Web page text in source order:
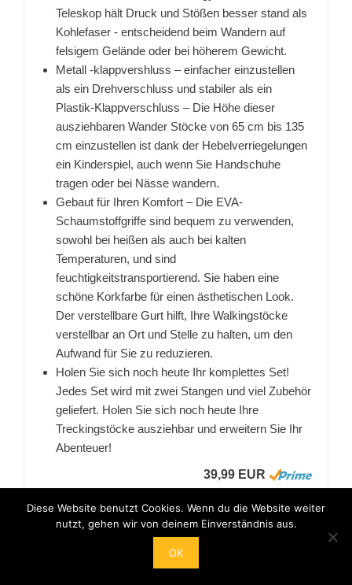
Teleskop hält Druck und Stößen besser stand als
Kohlefaser - entscheidend beim Wandern auf
felsigem Gelände oder bei höherem Gewicht.
Metall -klappvershluss – einfacher einzustellen
als ein Drehverschluss und stabiler als ein
Plastik-Klappverschluss – Die Höhe dieser
ausziehbaren Wander Stöcke von 65 cm bis 135
cm einzustellen ist dank der Hebelverriegelungen
ein Kinderspiel, auch wenn Sie Handschuhe
tragen oder bei Nässe wandern.
Gebaut für Ihren Komfort – Die EVA-
Schaumstoffgriffe sind bequem zu verwenden,
sowohl bei heißen als auch bei kalten
Temperaturen, und sind
feuchtigkeitstransportierend. Sie haben eine
schöne Korkfarbe für einen ästhetischen Look.
Der verstellbare Gurt hilft, Ihre Walkingstöcke
verstellbar an Ort und Stelle zu halten, um den
Aufwand für Sie zu reduzieren.
Holen Sie sich noch heute Ihr komplettes Set!
Jedes Set wird mit zwei Stangen und viel Zubehör
geliefert. Holen Sie sich noch heute Ihre
Treckingstöcke ausziehbar und erweitern Sie Ihr
Abenteuer!
39,99 EUR
Bei Amazon anschauen
Diese Website benutzt Cookies. Wenn du die Website weiter
nutzt, gehen wir von deinem Einverständnis aus.
OK